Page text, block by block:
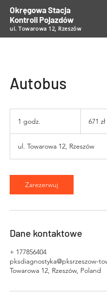
Okręgowa Stacja
Kontroli Pojazdów
ul. Towarowa 12, Rzeszów
Autobus
1 godz.
d
z
polskich671 zł
ul. Towarowa 12, Rzeszów
Zarezerwuj
Dane kontaktowe
+ 177856404
pksdiagnostyka@pksrzeszow-
Towarowa 12, Rzeszów, Poland